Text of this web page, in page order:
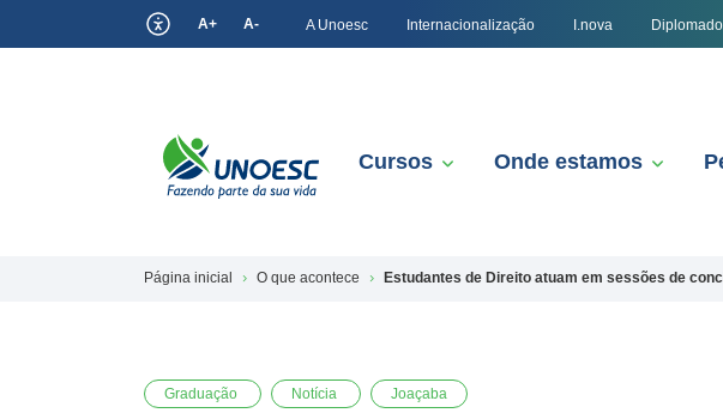
A+ A- A Unoesc Internacionalização I.nova
Cursos Onde estamos
Página inicial O que acontece Estudantes de Direito atuam em sessões de
Graduação Notícia Joaçaba